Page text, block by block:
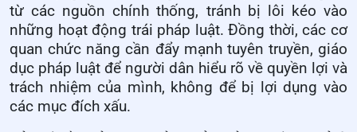
từ các nguồn chính thống, tránh bị lôi kéo vào
những hoạt động trái pháp luật. Đồng thời, các cơ
quan chức năng cần đẩy mạnh tuyên truyền, giáo
dục pháp luật để người dân hiểu rõ về quyền lợi và
trách nhiệm của mình, không để bị lợi dụng vào
các mục đích xấu.